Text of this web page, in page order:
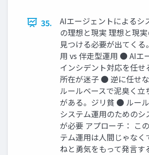
35.
AIエージェントによるシ
の理想と現実 理想と現
見つける必要が出てくる
用 vs 伴走型運用 ● AIエ
インシデント対応を任
所在が迷子 ● 逆に任せ
ルールベースで泥臭く立
がある。ジリ貧 ● ルー
システム運用のためのシ
が必要 アプローチ： こ
テム運用は人間じゃなく
ねと勇気をもって発言す